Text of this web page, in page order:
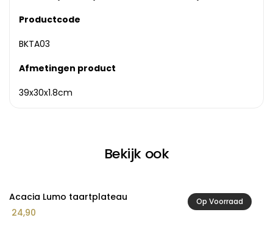
Productcode
BKTA03
Afmetingen product
39x30x1.8cm
Bekijk ook
Op Voorraad
Acacia Lumo taartplateau
24,90